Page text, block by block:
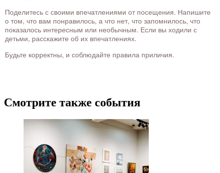
Поделитесь с своими впечатлениями от посещения. Напишите
о том, что вам понравилось, а что нет, что запомнилось, что
показалось интересным или необычным. Если вы ходили с
детьми, расскажите об их впечатлениях.
Будьте корректны, и соблюдайте правила приличия.
Смотрите также события